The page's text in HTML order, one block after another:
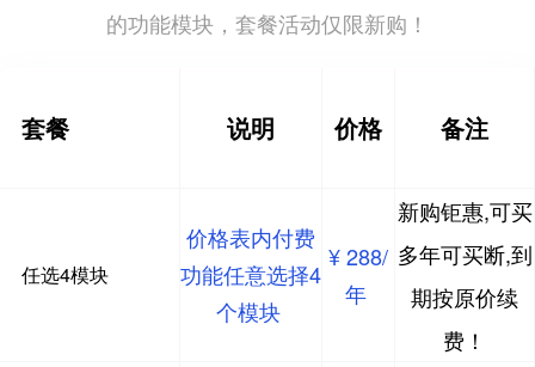
的功能模块，套餐活动仅限新购！
套餐 说明 价格 备注
任选4模块
价格表内付费
功能任意选择4
个模块
¥ 288/
年
新购钜惠,可买
多年可买断,到
期按原价续
费！